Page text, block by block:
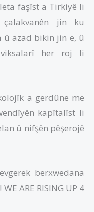
faşîst a Tirkiyê li
jin ku
azad bikin jin e, û
her roj li
a gerdûne me
kapîtalîst li
û nifşên pêşerojê
berxwedana
ARE RISING UP 4